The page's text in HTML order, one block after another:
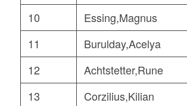
10
Essing,Magnus
11
Burulday,Acelya
12
Achtstetter,Rune
13
Corzilius,Kilian